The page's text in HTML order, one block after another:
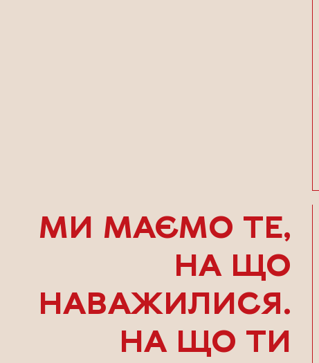
МИ МАЄМО ТЕ,
НА ЩО
НАВАЖИЛИСЯ.
НА ЩО ТИ